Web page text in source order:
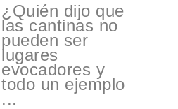
¿Quién dijo que
las cantinas no
pueden ser
lugares
evocadores y
todo un ejemplo
...